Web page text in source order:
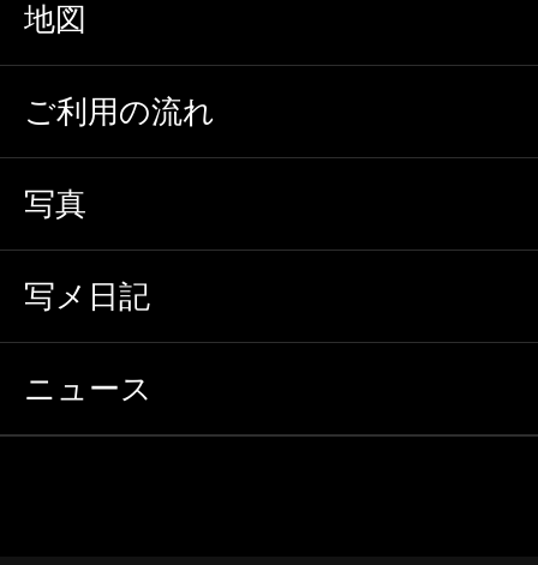
地図
ご利用の流れ
写真
写メ日記
ニュース